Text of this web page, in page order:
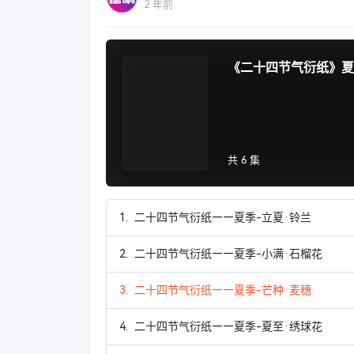
2 年前
《二十四节气衍纸》
共 6 集
1. 二十四节气衍纸——夏季-立夏·铃兰
2. 二十四节气衍纸——夏季-小满·石榴花
3. 二十四节气衍纸——夏季-芒种·麦穗
4. 二十四节气衍纸——夏季-夏至·绣球花